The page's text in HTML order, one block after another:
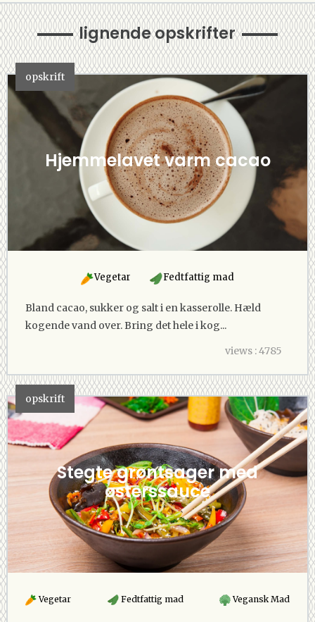
lignende opskrifter
opskrift
Hjemmelavet varm cacao
Vegetar Fedtfattig mad
Bland cacao, sukker og salt i en kasserolle. Hæld
kogende vand over. Bring det hele i kog...
views : 4785
opskrift
Stegte grøntsager med
østerssauce
Vegetar Fedtfattig mad Vegansk Mad